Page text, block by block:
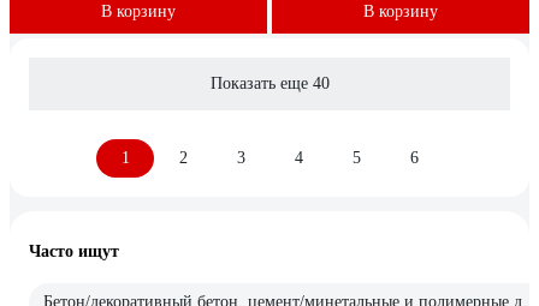
В корзину В корзину
Показать еще 40
1 2 3 4 5 6
Часто ищут